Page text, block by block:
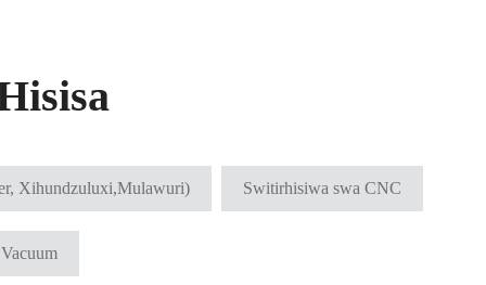
Xihundzuluxi,Mulawuri) Switirhisiwa swa CNC